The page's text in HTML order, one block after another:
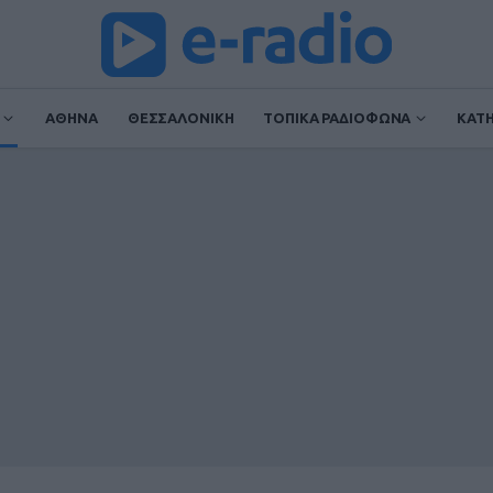
ΑΘΗΝΑ ΘΕΣΣΑΛΟΝΙΚΗ ΤΟΠΙΚΑ ΡΑΔΙΟΦΩΝΑ